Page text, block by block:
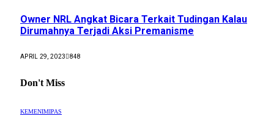
Owner NRL Angkat Bicara Terkait Tudingan Kalau
Dirumahnya Terjadi Aksi Premanisme
APRIL 29, 2023 848
Don't Miss
KEMENIMIPAS